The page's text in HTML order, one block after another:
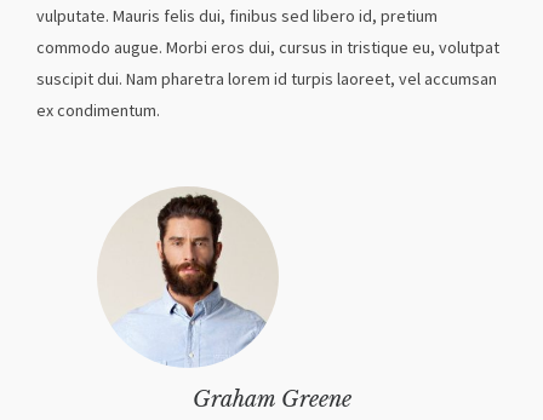
vulputate. Mauris felis dui, finibus sed libero id, pretium
commodo augue. Morbi eros dui, cursus in tristique eu, volutpat
suscipit dui. Nam pharetra lorem id turpis laoreet, vel accumsan
ex condimentum.
Graham Greene